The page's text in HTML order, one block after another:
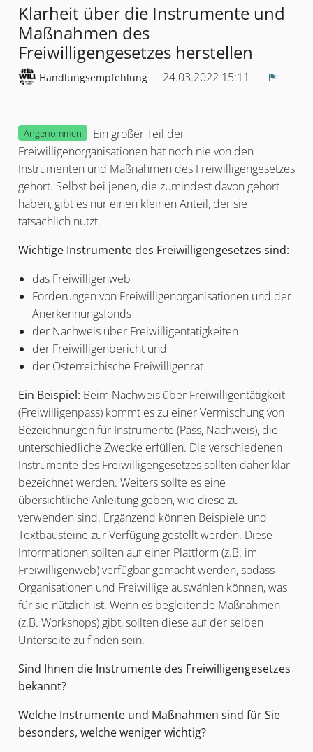
Klarheit über die Instrumente und
Maßnahmen des
Freiwilligengesetzes herstellen
Handlungsempfehlung 24.03.2022 15:11
Angenommen
Ein großer Teil der
Freiwilligenorganisationen hat noch nie von den
Instrumenten und Maßnahmen des Freiwilligengesetzes
gehört. Selbst bei jenen, die zumindest davon gehört
haben, gibt es nur einen kleinen Anteil, der sie
tatsächlich nutzt.
Wichtige Instrumente des Freiwilligengesetzes sind:
das Freiwilligenweb
Förderungen von Freiwilligenorganisationen und der
Anerkennungsfonds
der Nachweis über Freiwilligentätigkeiten
der Freiwilligenbericht und
der Österreichische Freiwilligenrat
Ein Beispiel: Beim Nachweis über Freiwilligentätigkeit
(Freiwilligenpass) kommt es zu einer Vermischung von
Bezeichnungen für Instrumente (Pass, Nachweis), die
unterschiedliche Zwecke erfüllen. Die verschiedenen
Instrumente des Freiwilligengesetzes sollten daher klar
bezeichnet werden. Weiters sollte es eine
übersichtliche Anleitung geben, wie diese zu
verwenden sind. Ergänzend können Beispiele und
Textbausteine zur Verfügung gestellt werden. Diese
Informationen sollten auf einer Plattform (z.B. im
Freiwilligenweb) verfügbar gemacht werden, sodass
Organisationen und Freiwillige auswählen können, was
für sie nützlich ist. Wenn es begleitende Maßnahmen
(z.B. Workshops) gibt, sollten diese auf der selben
Unterseite zu finden sein.
Sind Ihnen die Instrumente des Freiwilligengesetzes
bekannt?
Welche Instrumente und Maßnahmen sind für Sie
besonders, welche weniger wichtig?